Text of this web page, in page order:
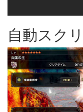
自動スク